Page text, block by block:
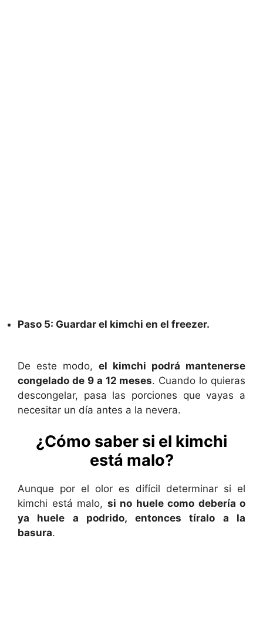
Paso 5: Guardar el kimchi en el freezer.
De este modo, el kimchi podrá mantenerse
congelado de 9 a 12 meses. Cuando lo quieras
descongelar, pasa las porciones que vayas a
necesitar un día antes a la nevera.
¿Cómo saber si el kimchi
está malo?
Aunque por el olor es difícil determinar si el
kimchi está malo, si no huele como debería o
ya huele a podrido, entonces tíralo a la
basura.